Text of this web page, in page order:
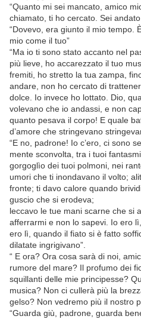
“Quanto mi sei mancato, amico
chiamato, ti ho cercato. Sei
“Dovevo, era giunto il mio tempo.
mio come il tuo”
“Ma io ti sono stato accanto nel
più lieve, ho accarezzato il tuo
fremiti, ho stretto la tua zampa,
andare, non ho cercato di
dolce. Io invece ho lottato. Dio,
volevano che io andassi, e non
quanto pesava il corpo! E quale
d’amore che stringevano
“E no, padrone! Io c’ero, ci sono
mente sconvolta, tra i tuoi
gorgoglìo dei tuoi polmoni, nei
umori che ti inondavano il volto;
fronte; ti davo calore quando
guscio che si erodeva;
leccavo le tue mani scarne che si
afferrarmi e non lo sapevi. Io ero
ero lì, quando il fiato si è fatto
dilatate ingrigivano”.
“ E ora? Ora cosa sarà di noi,
rumore del mare? Il profumo dei
squillanti delle mie principesse?
musica? Non ci cullerà più la
gelso? Non vedremo più il nostro
“Guarda giù, padrone, guarda